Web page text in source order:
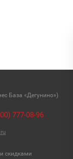
База «Дегунино»)
777-08-96
скидками